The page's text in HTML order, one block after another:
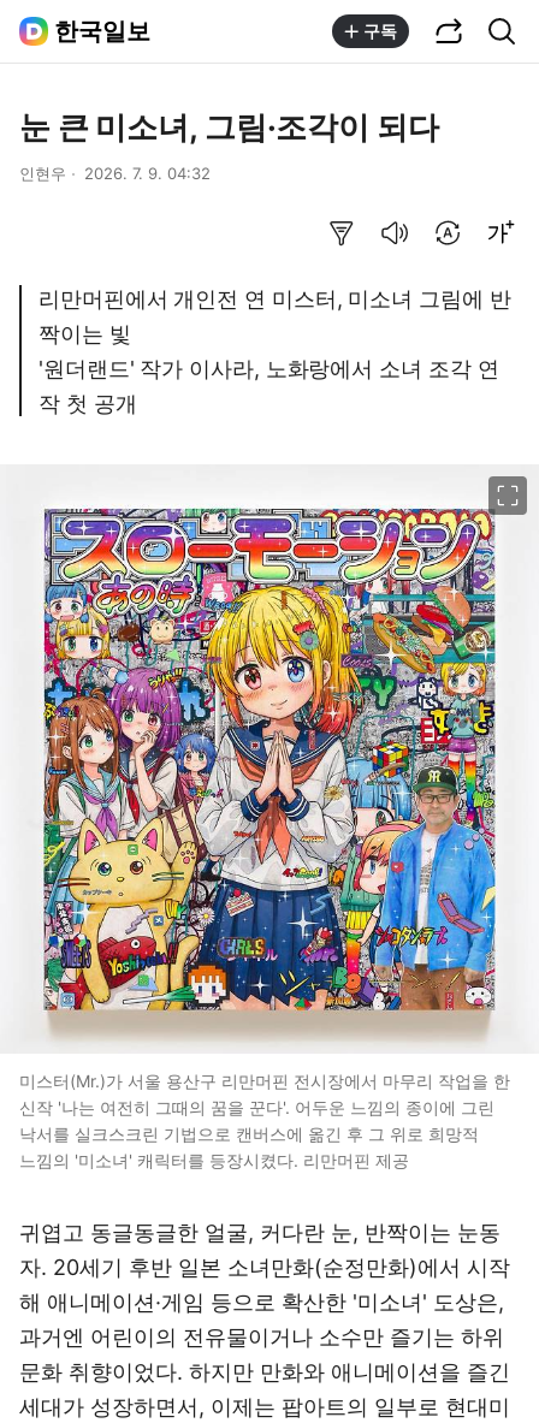
한국일보 구독
눈 큰 미소녀, 그림·조각이 되다
인현우 2026. 7. 9. 04:32
리만머핀에서 개인전 연 미스터, 미소녀 그림에 반
짝이는 빛
'원더랜드' 작가 이사라, 노화랑에서 소녀 조각 연
작 첫 공개
미스터(Mr.)가 서울 용산구 리만머핀 전시장에서 마무리 작업을 한
신작 '나는 여전히 그때의 꿈을 꾼다'. 어두운 느낌의 종이에 그린
낙서를 실크스크린 기법으로 캔버스에 옮긴 후 그 위로 희망적
느낌의 '미소녀' 캐릭터를 등장시켰다. 리만머핀 제공
귀엽고 동글동글한 얼굴, 커다란 눈, 반짝이는 눈동
자. 20세기 후반 일본 소녀만화(순정만화)에서 시작
해 애니메이션·게임 등으로 확산한 '미소녀' 도상은,
과거엔 어린이의 전유물이거나 소수만 즐기는 하위
문화 취향이었다. 하지만 만화와 애니메이션을 즐긴
세대가 성장하면서, 이제는 팝아트의 일부로 현대미